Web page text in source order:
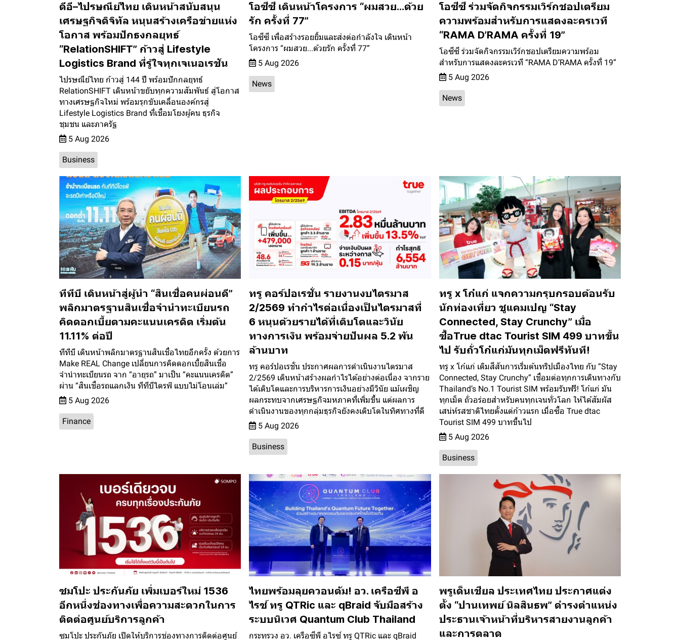
ดีอี–ไปรษณีย์ไทย เดินหน้าสนับสนุน
เศรษฐกิจดิจิทัล หนุนสร้างเครือข่ายแห่ง
โอกาส พร้อมปักธงกลยุทธ์
“RelationSHIFT” ก้าวสู่ Lifestyle
Logistics Brand ที่รู้ใจทุกเจเนอเรชัน
ไปรษณีย์ไทย ก้าวสู่ 144 ปี พร้อมปักกลยุทธ์
RelationSHIFT เดินหน้าขยับทุกความสัมพันธ์ สู่โอกาส
ทางเศรษฐกิจใหม่ พร้อมรุกขับเคลื่อนองค์กรสู่
Lifestyle Logistics Brand ที่เชื่อมโยงผู้คน ธุรกิจ
ชุมชน และภาครัฐ
5 Aug 2026
Business
โอซีซี เดินหน้าโครงการ “ผมสวย...ด้วย
รัก ครั้งที่ 77”
โอซีซี เพื่อสร้างรอยยิ้มและส่งต่อกำลังใจ เดินหน้า
โครงการ “ผมสวย...ด้วยรัก ครั้งที่ 77”
5 Aug 2026
News
โอซีซี ร่วมจัดกิจกรรมเวิร์กชอปเตรียม
ความพร้อมสำหรับการแสดงละครเวที
“RAMA D’RAMA ครั้งที่ 19”
โอซีซี ร่วมจัดกิจกรรมเวิร์กชอปเตรียมความพร้อม
สำหรับการแสดงละครเวที “RAMA D’RAMA ครั้งที่ 19”
5 Aug 2026
News
ทีทีบี เดินหน้าสู่ผู้นำ “สินเชื่อคนผ่อนดี”
พลิกมาตรฐานสินเชื่อจำนำทะเบียนรถ
คิดดอกเบี้ยตามคะแนนเครดิต เริ่มต้น
11.11% ต่อปี
ทีทีบี เดินหน้าพลิกมาตรฐานสินเชื่อไทยอีกครั้ง ด้วยการ
Make REAL Change เปลี่ยนการคิดดอกเบี้ยสินเชื่อ
จำนำทะเบียนรถ จาก “อายุรถ” มาเป็น “คะแนนเครดิต”
ผ่าน “สินเชื่อรถแลกเงิน ทีทีบีไดรฟ์ แบบไม่โอนเล่ม”
5 Aug 2026
Finance
ทรู คอร์ปอเรชั่น รายงานงบไตรมาส
2/2569 ทำกำไรต่อเนื่องเป็นไตรมาสที่
6 หนุนด้วยรายได้ที่เติบโตและวินัย
ทางการเงิน พร้อมจ่ายปันผล 5.2 พัน
ล้านบาท
ทรู คอร์ปอเรชั่น ประกาศผลการดำเนินงานไตรมาส
2/2569 เดินหน้าสร้างผลกำไรได้อย่างต่อเนื่อง จากราย
ได้เติบโตและการบริหารการเงินอย่างมีวินัย แม้เผชิญ
ผลกระทบจากเศรษฐกิจมหภาคที่เพิ่มขึ้น แต่ผลการ
ดำเนินงานของทุกกลุ่มธุรกิจยังคงเติบโตในทิศทางที่ดี
5 Aug 2026
Business
ทรู x โก๋แก่ แจกความกรุบกรอบต้อนรับ
นักท่องเที่ยว ชูแคมเปญ “Stay
Connected, Stay Crunchy” เมื่อ
ซื้อTrue dtac Tourist SIM 499 บาทขึ้น
ไป รับถั่วโก๋แก่มันทุกเม็ดฟรีทันที!
ทรู x โก๋แก่ เติมสีสันการเริ่มต้นทริปเมืองไทย กับ “Stay
Connected, Stay Crunchy” เชื่อมต่อทุกการเดินทางกับ
Thailand’s No.1 Tourist SIM พร้อมรับฟรี! โก๋แก่ มัน
ทุกเม็ด ถั่วอร่อยสำหรับคนทุกเจนทั่วโลก ให้ได้สัมผัส
เสน่ห์รสชาติไทยตั้งแต่ก้าวแรก เมื่อซื้อ True dtac
Tourist SIM 499 บาทขึ้นไป
5 Aug 2026
Business
ซมโปะ ประกันภัย เพิ่มเบอร์ใหม่ 1536
อีกหนึ่งช่องทางเพื่อความสะดวกในการ
ติดต่อศูนย์บริการลูกค้า
ซมโปะ ประกันภัย เปิดให้บริการช่องทางการติดต่อศูนย์
ไทยพร้อมลุยควอนตัม! อว. เครือซีพี อ
ไรซ์ ทรู QTRic และ qBraid จับมือสร้าง
ระบบนิเวศ Quantum Club Thailand
กระทรวง อว. เครือซีพี อไรซ์ ทรู QTRic และ qBraid
พรูเด็นเชียล ประเทศไทย ประกาศแต่ง
ตั้ง “ปานเทพย์ นิลสินธพ” ดำรงตำแหน่ง
ประธานเจ้าหน้าที่บริหารสายงานลูกค้า
และการตลาด